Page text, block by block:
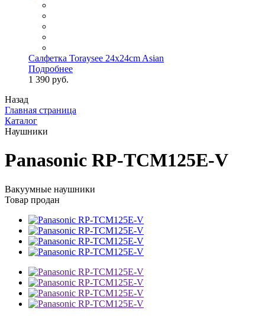
Салфетка Toraysee 24x24cm Asian
Подробнее
1 390 руб.
Назад
Главная страница
Каталог
Наушники
Panasonic RP-TCM125E-V
Вакуумные наушники
Товар продан